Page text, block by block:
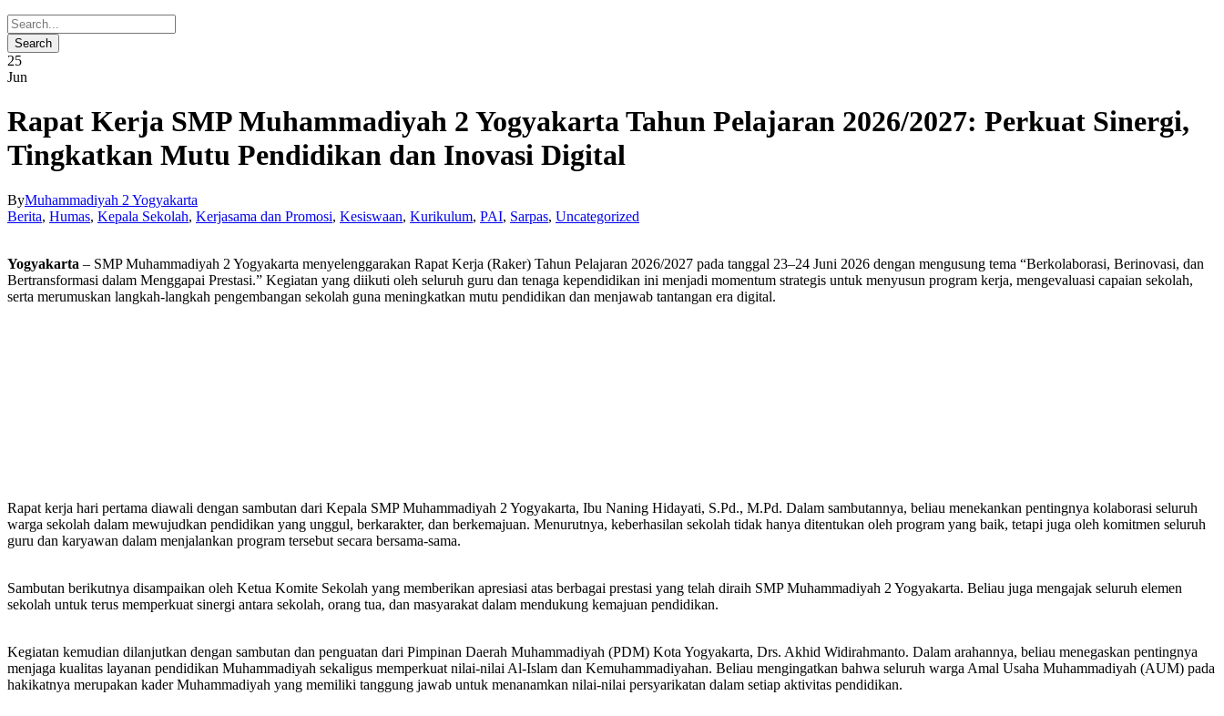
25
Jun
Rapat Kerja SMP Muhammadiyah 2 Yogyakarta Tahun Pelajaran 2026/2027: Perkuat Sinergi,
Tingkatkan Mutu Pendidikan dan Inovasi Digital
ByMuhammadiyah 2 Yogyakarta
Berita, Humas, Kepala Sekolah, Kerjasama dan Promosi, Kesiswaan, Kurikulum, PAI, Sarpas, Uncategorized
Yogyakarta – SMP Muhammadiyah 2 Yogyakarta menyelenggarakan Rapat Kerja (Raker) Tahun Pelajaran 2026/2027 pada tanggal 23–24 Juni 2026 dengan mengusung tema “Berkolaborasi, Berinovasi, dan
Bertransformasi dalam Menggapai Prestasi.” Kegiatan yang diikuti oleh seluruh guru dan tenaga kependidikan ini menjadi momentum strategis untuk menyusun program kerja, mengevaluasi capaian sekolah,
serta merumuskan langkah-langkah pengembangan sekolah guna meningkatkan mutu pendidikan dan menjawab tantangan era digital.
Rapat kerja hari pertama diawali dengan sambutan dari Kepala SMP Muhammadiyah 2 Yogyakarta, Ibu Naning Hidayati, S.Pd., M.Pd. Dalam sambutannya, beliau menekankan pentingnya kolaborasi seluruh
warga sekolah dalam mewujudkan pendidikan yang unggul, berkarakter, dan berkemajuan. Menurutnya, keberhasilan sekolah tidak hanya ditentukan oleh program yang baik, tetapi juga oleh komitmen seluruh
guru dan karyawan dalam menjalankan program tersebut secara bersama-sama.
Sambutan berikutnya disampaikan oleh Ketua Komite Sekolah yang memberikan apresiasi atas berbagai prestasi yang telah diraih SMP Muhammadiyah 2 Yogyakarta. Beliau juga mengajak seluruh elemen
sekolah untuk terus memperkuat sinergi antara sekolah, orang tua, dan masyarakat dalam mendukung kemajuan pendidikan.
Kegiatan kemudian dilanjutkan dengan sambutan dan penguatan dari Pimpinan Daerah Muhammadiyah (PDM) Kota Yogyakarta, Drs. Akhid Widirahmanto. Dalam arahannya, beliau menegaskan pentingnya
menjaga kualitas layanan pendidikan Muhammadiyah sekaligus memperkuat nilai-nilai Al-Islam dan Kemuhammadiyahan. Beliau mengingatkan bahwa seluruh warga Amal Usaha Muhammadiyah (AUM) pada
hakikatnya merupakan kader Muhammadiyah yang memiliki tanggung jawab untuk menanamkan nilai-nilai persyarikatan dalam setiap aktivitas pendidikan.